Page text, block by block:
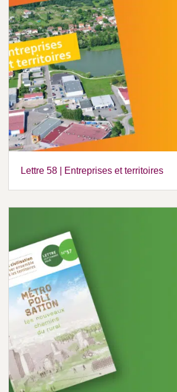
Lettre 58 | Entreprises et territoires